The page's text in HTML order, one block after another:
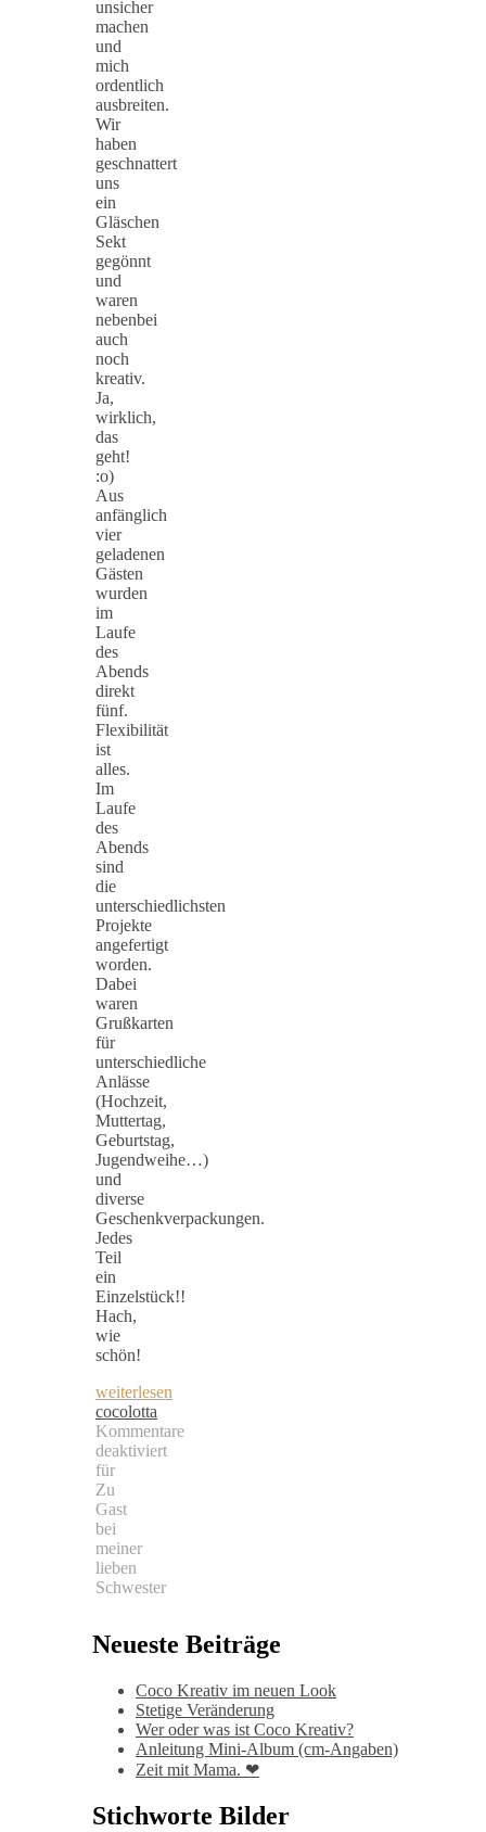
unsicher
machen
und
mich
ordentlich
ausbreiten.
Wir
haben
geschnattert
uns
ein
Gläschen
Sekt
gegönnt
und
waren
nebenbei
auch
noch
kreativ.
Ja,
wirklich,
das
geht!
:o)
Aus
anfänglich
vier
geladenen
Gästen
wurden
im
Laufe
des
Abends
direkt
fünf.
Flexibilität
ist
alles.
Im
Laufe
des
Abends
sind
die
unterschiedlichsten
Projekte
angefertigt
worden.
Dabei
waren
Grußkarten
für
unterschiedliche
Anlässe
(Hochzeit,
Muttertag,
Geburtstag,
Jugendweihe…)
und
diverse
Geschenkverpackungen.
Jedes
Teil
ein
Einzelstück!!
Hach,
wie
schön!
weiterlesen
cocolotta
Kommentare
deaktiviert
für
Zu
Gast
bei
meiner
lieben
Schwester
Neueste Beiträge
Coco Kreativ im neuen Look
Stetige Veränderung
Wer oder was ist Coco Kreativ?
Anleitung Mini-Album (cm-Angaben)
Zeit mit Mama. ❤
Stichworte Bilder